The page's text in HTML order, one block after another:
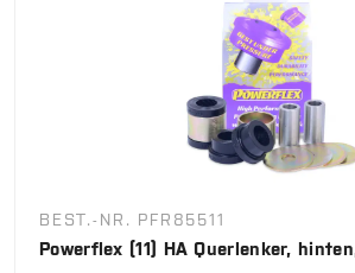
BEST.-NR. PFR85511
Powerflex (11) HA Querlenker,